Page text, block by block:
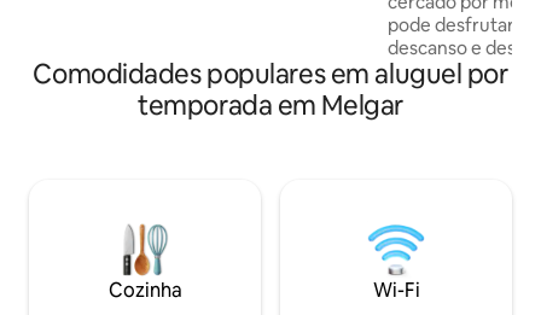
pode desfrutar
descanso e
família. A casa possui piscina privativa,
jacuzzi, mesa de
para banhos de
satélite de alta
totalmente
confortáveis,
privativo.
Comodidades populares em aluguel por
temporada em Melgar
Cozinha Wi-Fi